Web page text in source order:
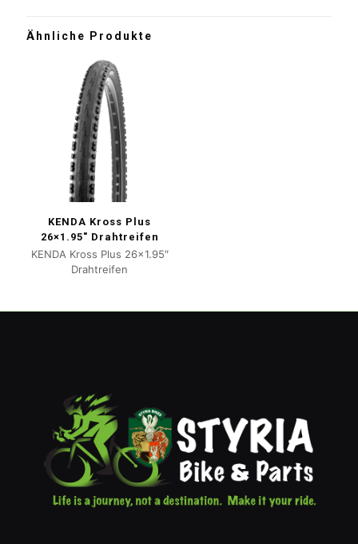
Ähnliche Produkte
KENDA Kross Plus
26×1.95″ Drahtreifen
KENDA Kross Plus 26×1.95″
Drahtreifen